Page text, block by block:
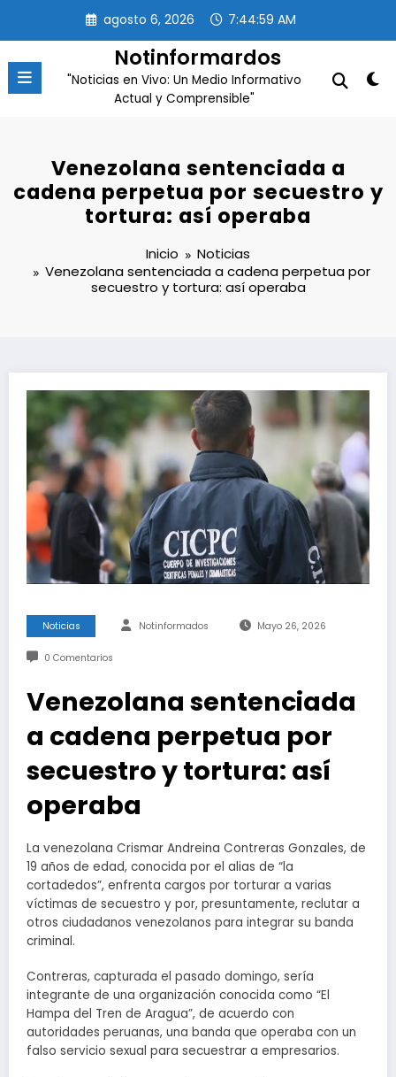
contenido
agosto 6, 2026 7:45:00 AM
Notinformardos
"Noticias en Vivo: Un Medio Informativo
Actual y Comprensible"
Venezolana sentenciada a
cadena perpetua por secuestro y
tortura: así operaba
Inicio
Noticias
Venezolana sentenciada a cadena perpetua por
secuestro y tortura: así operaba
Noticias Notinformados Mayo 26, 2026
0 Comentarios
Venezolana sentenciada
a cadena perpetua por
secuestro y tortura: así
operaba
La venezolana Crismar Andreina Contreras Gonzales, de
19 años de edad, conocida por el alias de “la
cortadedos”, enfrenta cargos por torturar a varias
víctimas de secuestro y por, presuntamente, reclutar a
otros ciudadanos venezolanos para integrar su banda
criminal.
Contreras, capturada el pasado domingo, sería
integrante de una organización conocida como “El
Hampa del Tren de Aragua”, de acuerdo con
autoridades peruanas, una banda que operaba con un
falso servicio sexual para secuestrar a empresarios.